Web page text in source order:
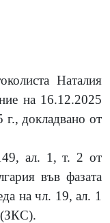
Наталия
на 16.12.2025
докладвано от
ал. 1, т. 2 от
във фазата
на чл. 19, ал. 1
(ЗКС).